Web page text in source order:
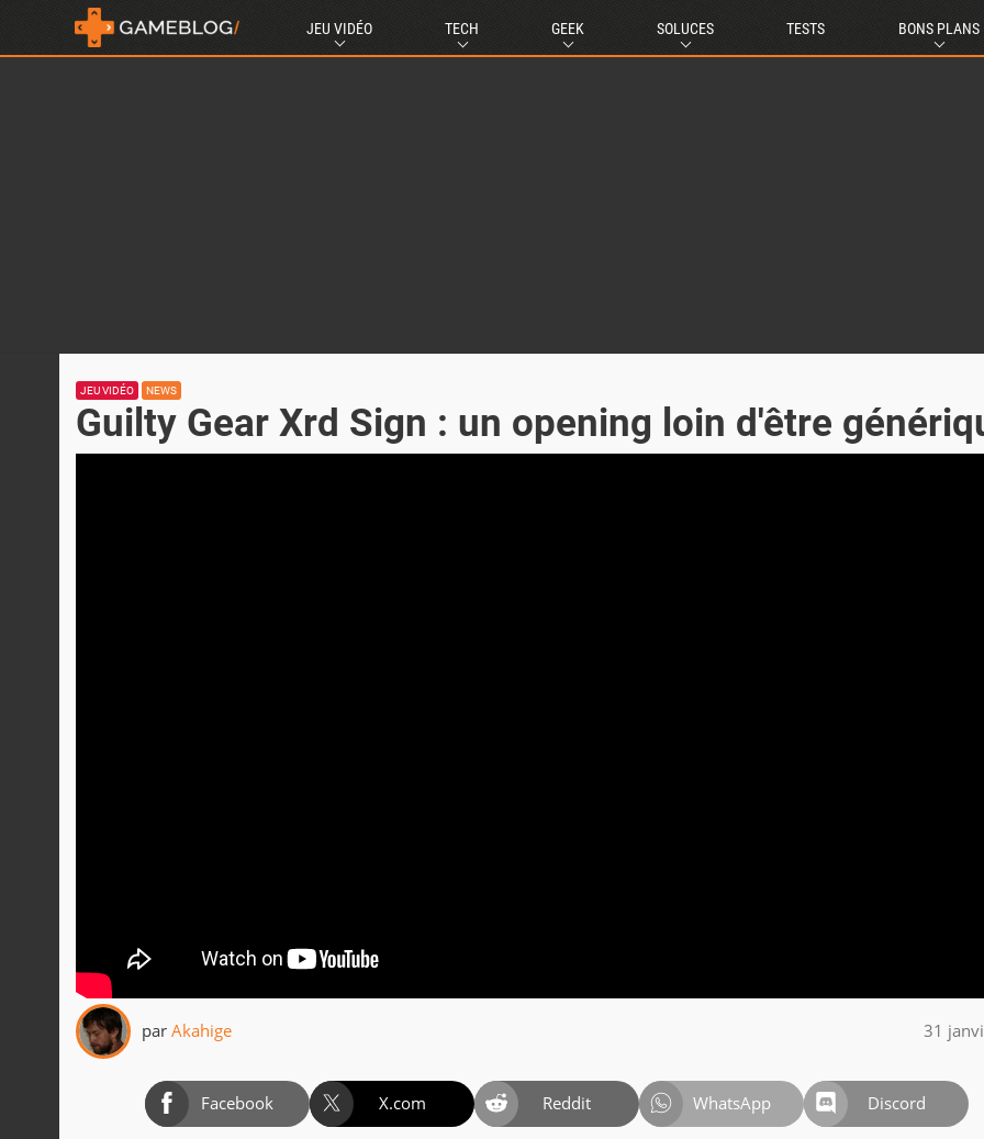
JEU VIDÉO TECH GEEK SOLUCES TESTS BONS PLANS
JEU VIDÉO NEWS
Guilty Gear Xrd Sign : un opening loin d'être
par Akahige 31
Facebook X.com Reddit WhatsApp Discord